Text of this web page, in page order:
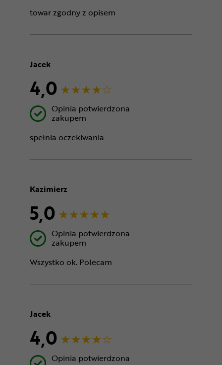
towar zgodny z opisem
Jacek
4,0
Opinia potwierdzona
zakupem
spełnia oczekiwania
Kazimierz
5,0
Opinia potwierdzona
zakupem
Wszystko ok. Polecam
Jacek
4,0
Opinia potwierdzona